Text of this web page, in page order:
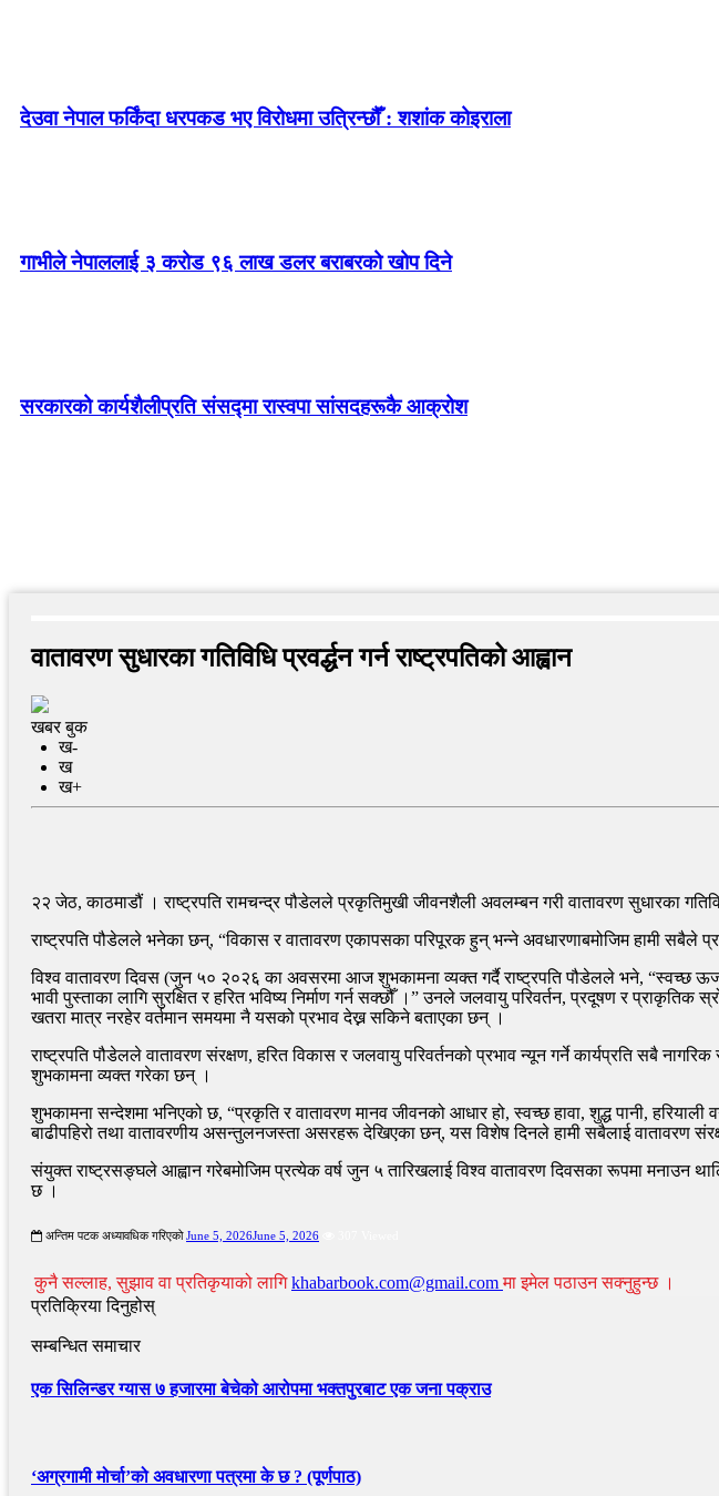
देउवा नेपाल फर्किंदा धरपकड भए विरोधमा उत्रिन्छौँ : शशांक कोइराला
गाभीले नेपाललाई ३ करोड ९६ लाख डलर बराबरको खोप दिने
सरकारको कार्यशैलीप्रति संसद्‍मा रास्वपा सांसदहरूकै आक्रोश
वातावरण सुधारका गतिविधि प्रवर्द्धन गर्न राष्ट्रपतिको आह्वान
खबर बुक
ख-
ख
ख+
२२ जेठ, काठमाडौं । राष्ट्रपति रामचन्द्र पौडेलले प्रकृतिमुखी जीवनशैली अवलम्बन गरी वातावरण सुधारका
राष्ट्रपति पौडेलले भनेका छन्, “विकास र वातावरण एकापसका परिपूरक हुन् भन्ने अवधारणाबमोजिम हामी सबैले
विश्व वातावरण दिवस (जुन ५० २०२६ का अवसरमा आज शुभकामना व्यक्त गर्दै राष्ट्रपति पौडेलले भने, “स्वच्छ
भावी पुस्ताका लागि सुरक्षित र हरित भविष्य निर्माण गर्न सक्छौँ ।” उनले जलवायु परिवर्तन, प्रदूषण र
खतरा मात्र नरहेर वर्तमान समयमा नै यसको प्रभाव देख्न सकिने बताएका छन् ।
राष्ट्रपति पौडेलले वातावरण संरक्षण, हरित विकास र जलवायु परिवर्तनको प्रभाव न्यून गर्ने कार्यप्रति सबै
शुभकामना व्यक्त गरेका छन् ।
शुभकामना सन्देशमा भनिएको छ, “प्रकृति र वातावरण मानव जीवनको आधार हो, स्वच्छ हावा, शुद्ध पानी,
बाढीपहिरो तथा वातावरणीय असन्तुलनजस्ता असरहरू देखिएका छन्, यस विशेष दिनले हामी सबैलाई वातावरण
संयुक्त राष्ट्रसङ्घले आह्वान गरेबमोजिम प्रत्येक वर्ष जुन ५ तारिखलाई विश्व वातावरण दिवसका रूपमा मनाउन
छ ।
अन्तिम पटक अध्यावधिक गरिएको June 5, 2026June 5, 2026
कुनै सल्लाह, सुझाव वा प्रतिकृयाको लागिkhabarbook.com@gmail.comमा इमेल पठाउन सक्नुहुन्छ ।
प्रतिक्रिया दिनुहोस्
सम्बन्धित समाचार
एक सिलिन्डर ग्यास ७ हजारमा बेचेको आरोपमा भक्तपुरबाट एक जना पक्राउ
‘अग्रगामी मोर्चा’को अवधारणा पत्रमा के छ ? (पूर्णपाठ)